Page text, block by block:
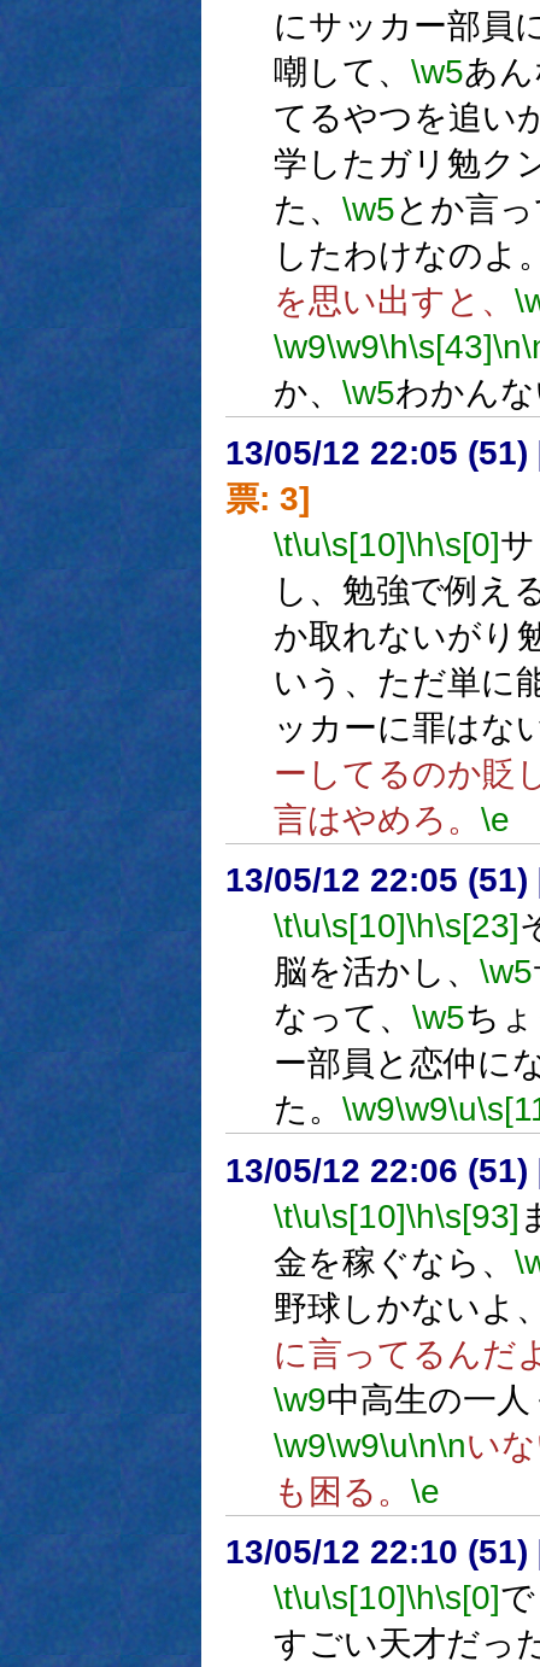
にサッカー部員
嘲して、 \w5あ
てるやつを追い
学したガリ勉ク
た、 \w5とか言
したわけなのよ
を思い出すと、
\w9\w9\h\s[43]\n
か、 \w5わかん
13/05/12 22:05 (51)
票: 3]
\t\u\s[10]\h\s[0]
し、勉強で例え
か取れないがり
いう、ただ単に
ッカーに罪はな
ーしてるのか貶
言はやめろ。 \e
13/05/12 22:05 (51)
\t\u\s[10]\h\s[23]
脳を活かし、 \w5
なって、 \w5ち
ー部員と恋仲に
た。 \w9\w9\u
13/05/12 22:06 (51)
\t\u\s[10]\h\s[93]
金を稼ぐなら、
野球しかないよ
に言ってるんだ
\w9中高生の一
\w9\w9\u\n\nい
も困る。 \e
13/05/12 22:10 (51)
\t\u\s[10]\h\s[0]
すごい天才だっ